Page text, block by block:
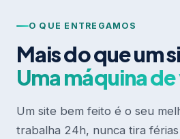
O QUE ENTREGAMOS
Mais do que um
Uma máquina
Um site bem feito é o seu
trabalha 24h, nunca tira